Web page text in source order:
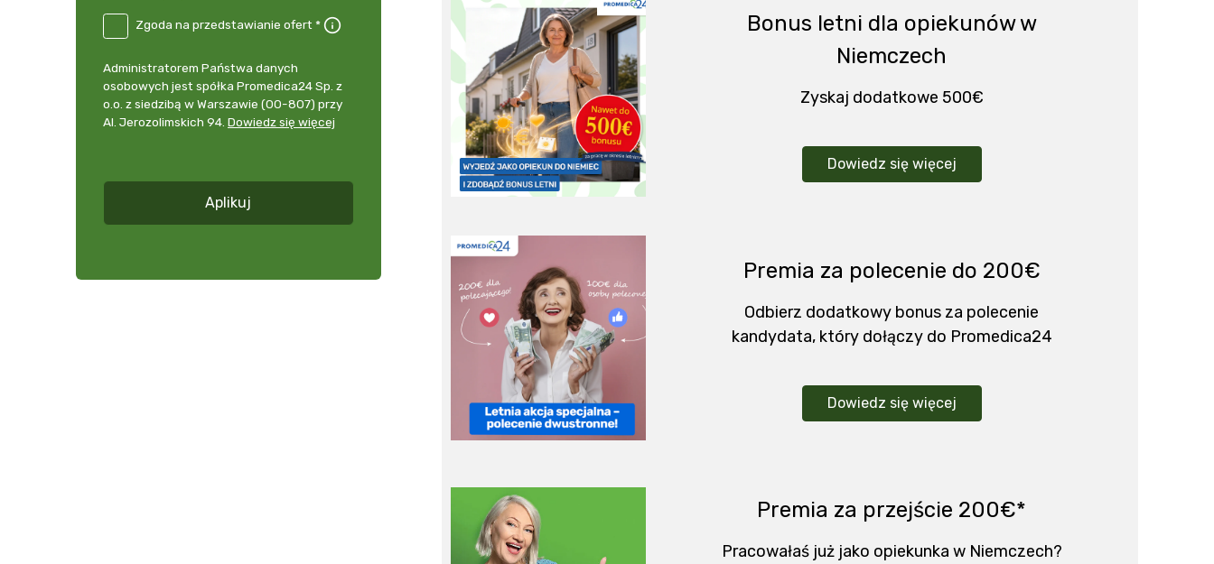
momencie
udzielonej
zgody
+
DE
przedstawianie
Zgoda na przedstawianie ofert *
Administrator
danych
osobowych
Administratorem Państwa danych
osobowych jest spółka Promedica24 Sp. z
o.o. z siedzibą w Warszawie (00-807) przy
Al. Jerozolimskich 94. Dowiedz się więcej
Aplikuj
Bonus letni dla opiekunów w
Niemczech
Zyskaj dodatkowe 500€
Dowiedz się więcej
Premia za polecenie do 200€
Odbierz dodatkowy bonus za polecenie
kandydata, który dołączy do Promedica24
Dowiedz się więcej
Premia za przejście 200€*
Pracowałaś już jako opiekunka w Niemczech?